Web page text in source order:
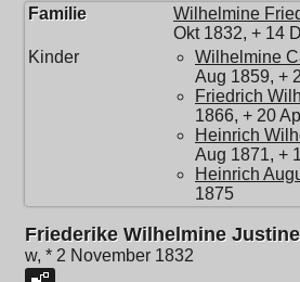
Familie Wilhelmine
Okt 1832, + 14
Kinder
Wilhelmine
Aug 1859, +
Friedrich
1866, + 20
Heinrich
Aug 1871, +
Heinrich
1875
Friederike Wilhelmine
w, * 2 November 1832